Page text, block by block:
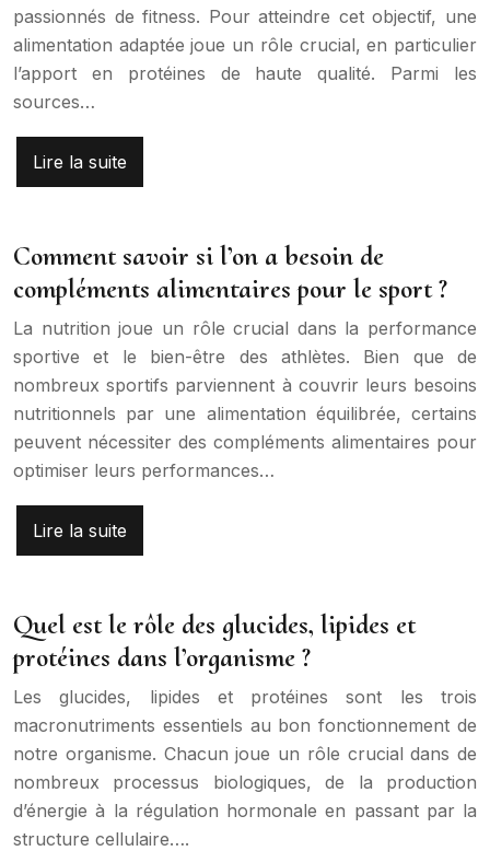
passionnés de fitness. Pour atteindre cet objectif, une
alimentation adaptée joue un rôle crucial, en particulier
l’apport en protéines de haute qualité. Parmi les
sources…
Lire la suite
Comment savoir si l’on a besoin de
compléments alimentaires pour le sport ?
La nutrition joue un rôle crucial dans la performance
sportive et le bien-être des athlètes. Bien que de
nombreux sportifs parviennent à couvrir leurs besoins
nutritionnels par une alimentation équilibrée, certains
peuvent nécessiter des compléments alimentaires pour
optimiser leurs performances…
Lire la suite
Quel est le rôle des glucides, lipides et
protéines dans l’organisme ?
Les glucides, lipides et protéines sont les trois
macronutriments essentiels au bon fonctionnement de
notre organisme. Chacun joue un rôle crucial dans de
nombreux processus biologiques, de la production
d’énergie à la régulation hormonale en passant par la
structure cellulaire….